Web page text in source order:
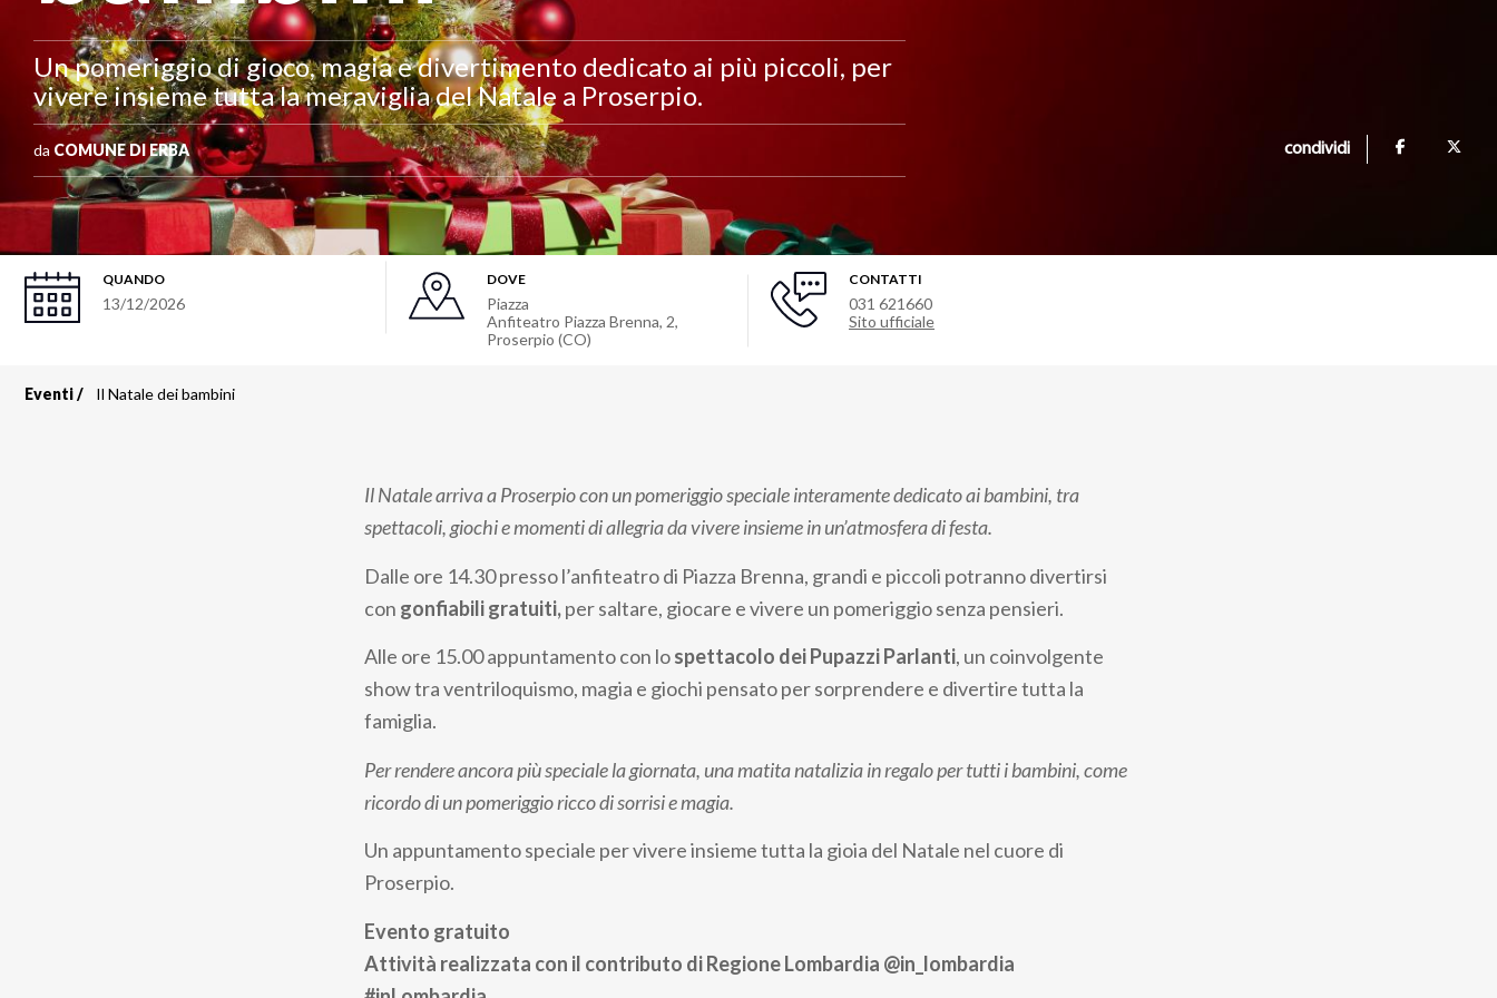
Un pomeriggio di gioco, magia e divertimento dedicato ai più piccoli, per
vivere insieme tutta la meraviglia del Natale a Proserpio.
da COMUNE DI ERBA condividi
QUANDO
13/12/2026
DOVE
Piazza
Anfiteatro Piazza Brenna, 2,
Proserpio (CO)
CONTATTI
031 621660
Sito ufficiale
Eventi Il Natale dei bambini
Il Natale arriva a Proserpio con un pomeriggio speciale interamente dedicato ai bambini, tra
spettacoli, giochi e momenti di allegria da vivere insieme in un’atmosfera di festa.
Dalle ore 14.30 presso l’anfiteatro di Piazza Brenna, grandi e piccoli potranno divertirsi
con gonfiabili gratuiti,per saltare, giocare e vivere un pomeriggio senza pensieri.
Alle ore 15.00 appuntamento con lospettacolo dei Pupazzi Parlanti, un coinvolgente
show tra ventriloquismo, magia e giochi pensato per sorprendere e divertire tutta la
famiglia.
Per rendere ancora più speciale la giornata, una matita natalizia in regalo per tutti i bambini, come
ricordo di un pomeriggio ricco di sorrisi e magia.
Un appuntamento speciale per vivere insieme tutta la gioia del Natale nel cuore di
Proserpio.
Evento gratuito
Attività realizzata con il contributo di Regione Lombardia @in_lombardia